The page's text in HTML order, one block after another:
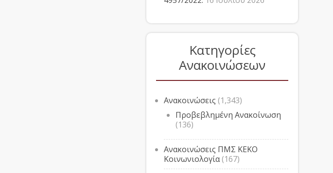
Κατηγορίες
Ανακοινώσεων
Ανακοινώσεις (1,343)
Προβεβλημένη Ανακοίνωση
(136)
Ανακοινώσεις ΠΜΣ ΚΕΚΟ
Κοινωνιολογία(167)